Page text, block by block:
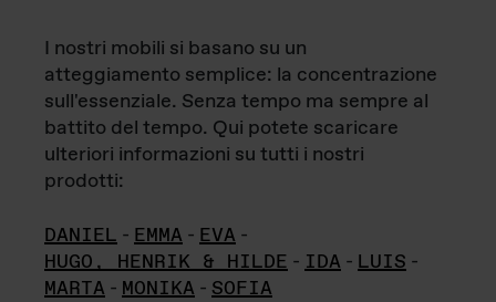
I nostri mobili si basano su un
atteggiamento semplice: la concentrazione
sull'essenziale. Senza tempo ma sempre al
battito del tempo. Qui potete scaricare
ulteriori informazioni su tutti i nostri
prodotti:
DANIEL - EMMA - EVA -
HUGO, HENRIK & HILDE - IDA - LUIS -
MARTA - MONIKA - SOFIA